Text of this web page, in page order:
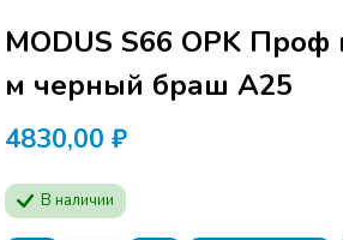
MODUS S66 OPK
м черный браш А25
4830,00 ₽
В наличии